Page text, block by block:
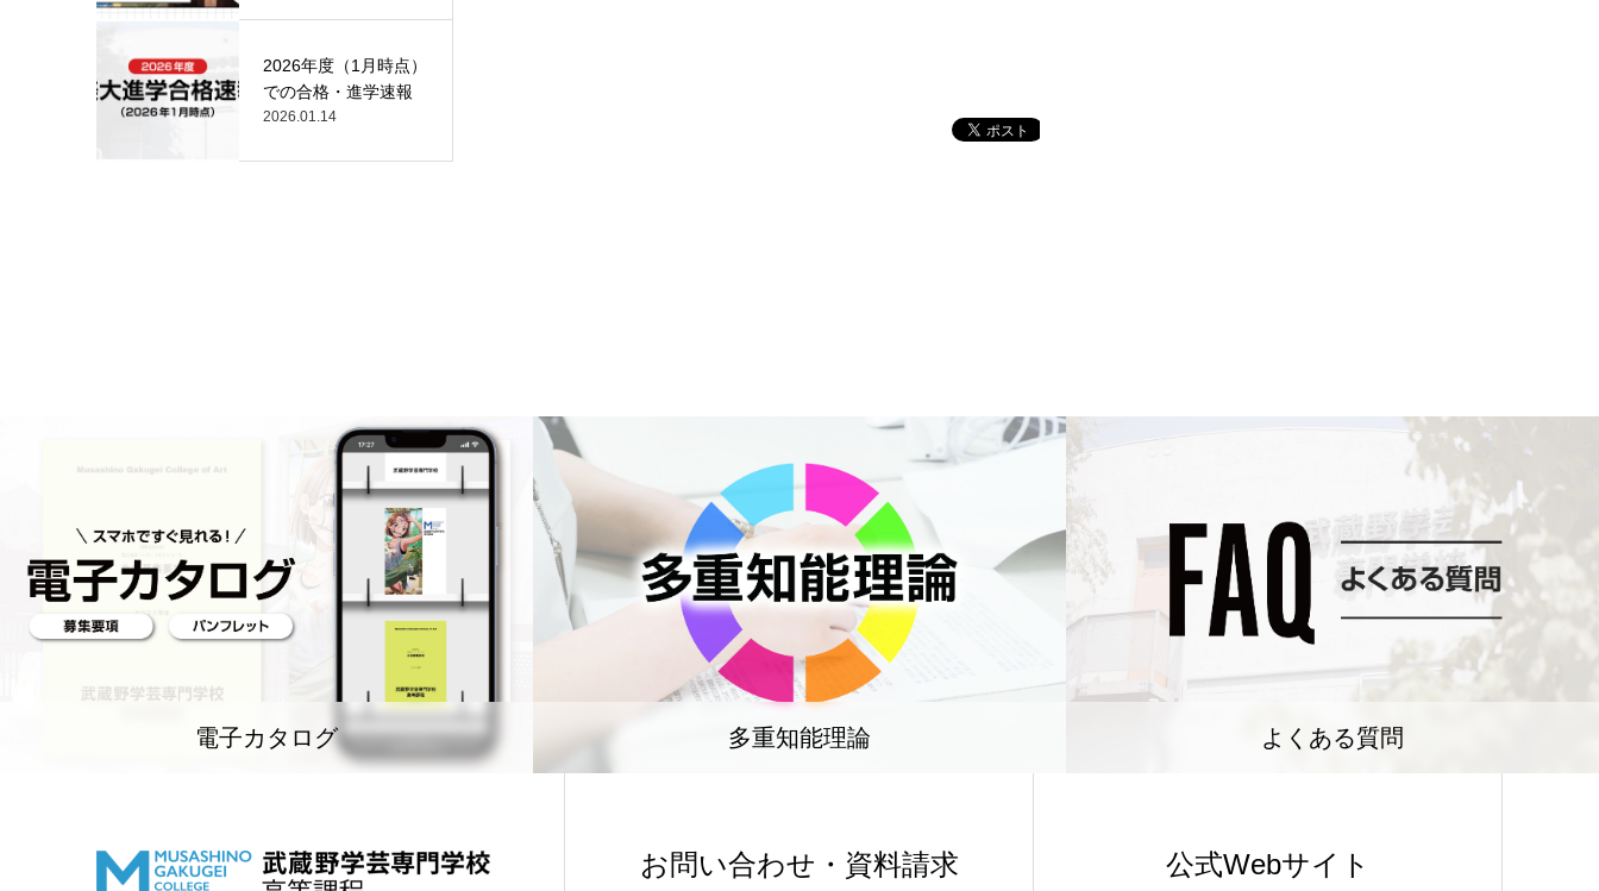
2026年度（1月時点）
での合格・進学速報
2026.01.14
電子カタログ 多重知能理論 よくある質問
お問い合わせ・資料請求 公式Webサイト